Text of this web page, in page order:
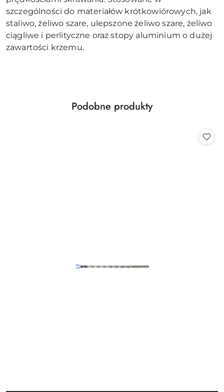
szczególności do materiałów krótkowiórowych, jak
staliwo, żeliwo szare, ulepszone żeliwo szare, żeliwo
ciągliwe i perlityczne oraz stopy aluminium o dużej
zawartości krzemu.
Pomiń karuzelę produktów
Produkty
Podobne produkty